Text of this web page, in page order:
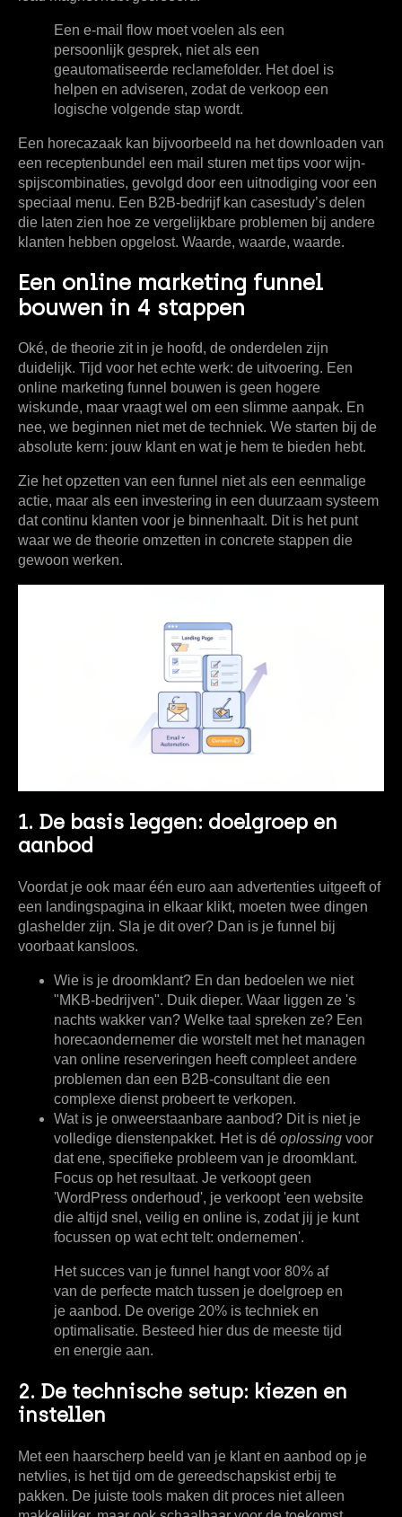
Een e-mail flow moet voelen als een
persoonlijk gesprek, niet als een
geautomatiseerde reclamefolder. Het doel is
helpen en adviseren, zodat de verkoop een
logische volgende stap wordt.
Een horecazaak kan bijvoorbeeld na het downloaden van
een receptenbundel een mail sturen met tips voor wijn-
spijscombinaties, gevolgd door een uitnodiging voor een
speciaal menu. Een B2B-bedrijf kan casestudy’s delen
die laten zien hoe ze vergelijkbare problemen bij andere
klanten hebben opgelost. Waarde, waarde, waarde.
Een online marketing funnel
bouwen in 4 stappen
Oké, de theorie zit in je hoofd, de onderdelen zijn
duidelijk. Tijd voor het echte werk: de uitvoering. Een
online marketing funnel bouwen is geen hogere
wiskunde, maar vraagt wel om een slimme aanpak. En
nee, we beginnen niet met de techniek. We starten bij de
absolute kern: jouw klant en wat je hem te bieden hebt.
Zie het opzetten van een funnel niet als een eenmalige
actie, maar als een investering in een duurzaam systeem
dat continu klanten voor je binnenhaalt. Dit is het punt
waar we de theorie omzetten in concrete stappen die
gewoon werken.
1. De basis leggen: doelgroep en
aanbod
Voordat je ook maar één euro aan advertenties uitgeeft of
een landingspagina in elkaar klikt, moeten twee dingen
glashelder zijn. Sla je dit over? Dan is je funnel bij
voorbaat kansloos.
Wie is je droomklant? En dan bedoelen we niet
"MKB-bedrijven". Duik dieper. Waar liggen ze 's
nachts wakker van? Welke taal spreken ze? Een
horecaondernemer die worstelt met het managen
van online reserveringen heeft compleet andere
problemen dan een B2B-consultant die een
complexe dienst probeert te verkopen.
Wat is je onweerstaanbare aanbod? Dit is niet je
volledige dienstenpakket. Het is dé oplossing voor
dat ene, specifieke probleem van je droomklant.
Focus op het resultaat. Je verkoopt geen
'WordPress onderhoud', je verkoopt 'een website
die altijd snel, veilig en online is, zodat jij je kunt
focussen op wat echt telt: ondernemen'.
Het succes van je funnel hangt voor 80% af
van de perfecte match tussen je doelgroep en
je aanbod. De overige 20% is techniek en
optimalisatie. Besteed hier dus de meeste tijd
en energie aan.
2. De technische setup: kiezen en
instellen
Met een haarscherp beeld van je klant en aanbod op je
netvlies, is het tijd om de gereedschapskist erbij te
pakken. De juiste tools maken dit proces niet alleen